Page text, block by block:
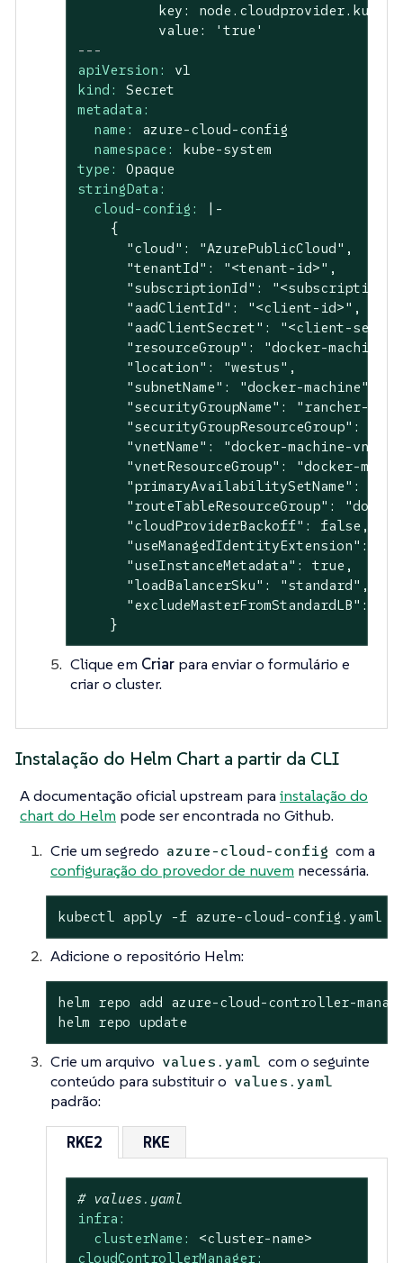
key:
---
apiVersion:
v1
kind:
Secret
metadata:
name:
azure-cloud-config
namespace:
kube-system
type:
Opaque
stringData:
cloud-config:
|-
    {
      "cloud": "AzurePublicCloud",
      "tenantId": "<tenant-id>",
"subscriptionId": "<subscription-
      "aadClientId": "<client-id>",
"aadClientSecret": "<client-
      "resourceGroup": "docker-machine",
      "location": "westus",
      "subnetName": "docker-machine",
"securityGroupName": "rancher-
"securityGroupResourceGroup":
      "vnetName": "docker-machine-vnet",
"vnetResourceGroup": "docker-
"primaryAvailabilitySetName":
"routeTableResourceGroup":
      "cloudProviderBackoff": false,
"useManagedIdentityExtension":
      "useInstanceMetadata": true,
      "loadBalancerSku": "standard",
"excludeMasterFromStandardLB":
    }
Clique em Criar para enviar o formulário e
criar o cluster.
Instalação do Helm Chart a partir da CLI
A documentação oficial upstream para instalação do
chart do Helm pode ser encontrada no Github.
Crie um segredo azure-cloud-config com a
configuração do provedor de nuvem necessária.
kubectl apply -f azure-cloud-config.yaml
Adicione o repositório Helm:
helm repo add azure-cloud-controller-
helm repo update
Crie um arquivo values.yaml com o seguinte
conteúdo para substituir o values.yaml
padrão:
RKE2 RKE
# values.yaml
infra:
clusterName:
<cluster-name>
cloudControllerManager: